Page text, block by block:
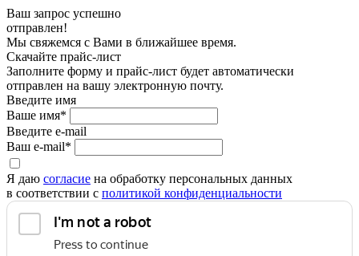
Ваш запрос успешно
отправлен!
Мы свяжемся с Вами в ближайшее время.
Скачайте прайс-лист
Заполните форму и прайс-лист будет автоматически
отправлен на вашу электронную почту.
Введите имя
Ваше имя*
Введите e-mail
Ваш e-mail*
Я даю согласие на обработку персональных данных
в соответствии с политикой конфиденциальности